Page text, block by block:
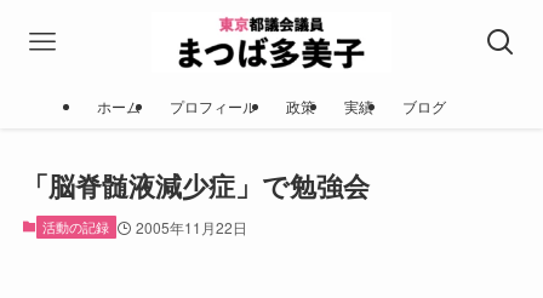
ホーム プロフィール 政策 実績 ブログ
「脳脊髄液減少症」で勉強会
活動の記録 2005年11月22日